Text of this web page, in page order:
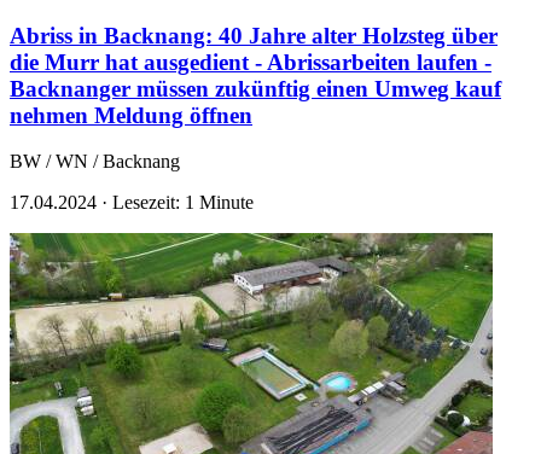
Abriss in Backnang: 40 Jahre alter Holzsteg über
die Murr hat ausgedient - Abrissarbeiten laufen -
Backnanger müssen zukünftig einen Umweg kauf
nehmen Meldung öffnen
BW / WN / Backnang
17.04.2024 · Lesezeit: 1 Minute